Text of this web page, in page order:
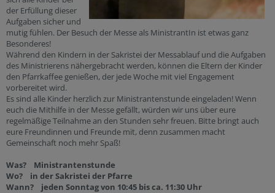
der Erfüllung dieser
Aufgaben sicher und
mutig fühlen. Der Besuch der Messe als MinistrantIn ist etwas ganz
Besonderes!
Während den Kindern in der Sakristei der Messablauf und die Aufgaben
des Ministrierens nähergebracht werden, können die Eltern der Kinder
den Pfarrkaffee genießen, der jede Woche mit viel Engagement
vorbereitet wird.
Es sind alle Kinder herzlich zur Ministrantenstunde eingeladen! Wenn
euch die Mithilfe in der Messe gefällt, würden wir uns über eure
regelmäßige Teilnahme an den Stunden sehr freuen. Bitte bringt auch
eure Freundinnen und Freunde mit, denn zusammen macht
Gemeinschaft noch mehr Spaß!
Was? Ministrantenstunde
Wo? in der Sakristei der Pfarre
Wann? jeden Sonntag von 10:45 bis ca. 11:30 Uhr